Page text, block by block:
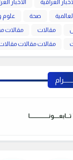
العراقية
الأخبار
صحة علوم
مقالات
مقالات
مقالات مقالات